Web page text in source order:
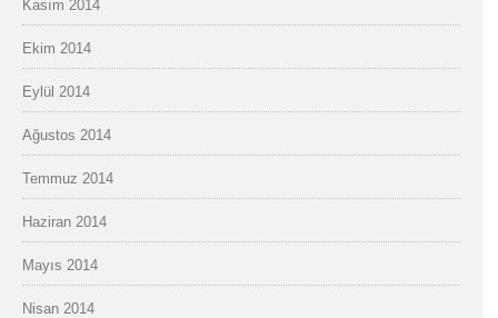
Kasım 2014
Ekim 2014
Eylül 2014
Ağustos 2014
Temmuz 2014
Haziran 2014
Mayıs 2014
Nisan 2014